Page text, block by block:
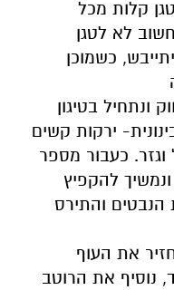
קלות מכל
לא לטגן
כשמוכן
ונתחיל בטיגון
ירקות קשים
וגזר. כעבור מספר
להקפיץ
הנבטים והתירס
את העוף
2 דקות יחד, נוסיף את הרוטב